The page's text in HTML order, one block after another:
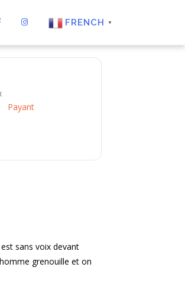
FRENCH ▼
Payant
sans voix devant
grenouille et on